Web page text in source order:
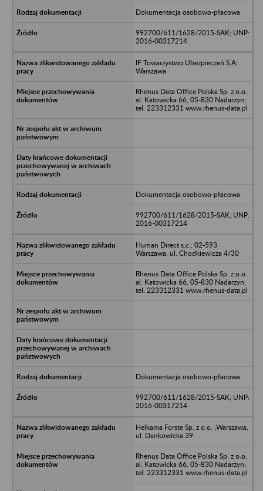
Dokumentacja osobowo-płacowa
992700/611/1628/2015-SAK; UNP:
2016-00317214
IF Towarzystwo Ubezpieczeń S.A;
Warszawa
Rhenus Data Office Polska Sp. z o.o.
al. Katowicka 66, 05-830 Nadarzyn;
tel. 223312331 www.rhenus-data.pl
Dokumentacja osobowo-płacowa
992700/611/1628/2015-SAK; UNP:
2016-00317214
Human Direct s.c.; 02-593
Warszawa, ul. Chodkiewicza 4/30
Rhenus Data Office Polska Sp. z o.o.
al. Katowicka 66, 05-830 Nadarzyn;
tel. 223312331 www.rhenus-data.pl
Dokumentacja osobowo-płacowa
992700/611/1628/2015-SAK; UNP:
2016-00317214
Helkama Forste Sp. z o.o. ;Warszawa,
ul. Dankowicka 39
Rhenus Data Office Polska Sp. z o.o.
al. Katowicka 66, 05-830 Nadarzyn;
tel. 223312331 www.rhenus-data.pl